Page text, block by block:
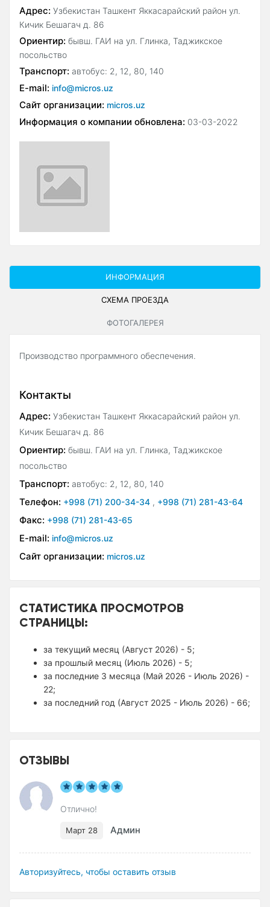
Адрес: Узбекистан Ташкент Яккасарайский район ул.
Кичик Бешагач д. 86
Ориентир: бывш. ГАИ на ул. Глинка, Таджикское
посольство
Транспорт: автобус: 2, 12, 80, 140
E-mail: info@micros.uz
Сайт организации: micros.uz
Информация о компании обновлена: 03-03-2022
ИНФОРМАЦИЯ
СХЕМА ПРОЕЗДА
ФОТОГАЛЕРЕЯ
Производство программного обеспечения.
Контакты
Адрес: Узбекистан Ташкент Яккасарайский район ул.
Кичик Бешагач д. 86
Ориентир: бывш. ГАИ на ул. Глинка, Таджикское
посольство
Транспорт: автобус: 2, 12, 80, 140
Телефон: +998 (71) 200-34-34 , +998 (71) 281-43-64
Факс: +998 (71) 281-43-65
E-mail: info@micros.uz
Сайт организации: micros.uz
СТАТИСТИКА ПРОСМОТРОВ
СТРАНИЦЫ:
за текущий месяц (Август 2026) - 5;
за прошлый месяц (Июль 2026) - 5;
за последние 3 месяца (Май 2026 - Июль 2026) -
22;
за последний год (Август 2025 - Июль 2026) - 66;
ОТЗЫВЫ
Отлично!
Март 28 Админ
Авторизуйтесь, чтобы оставить отзыв